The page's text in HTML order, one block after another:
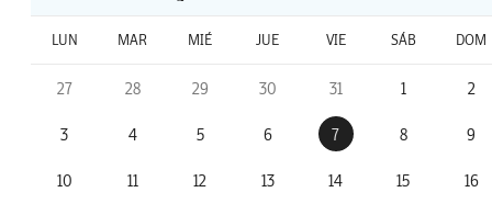
LUN MAR MIÉ JUE VIE SÁB DOM
27 28 29 30 31 1 2
3 4 5 6 7 8 9
10 11 12 13 14 15 16